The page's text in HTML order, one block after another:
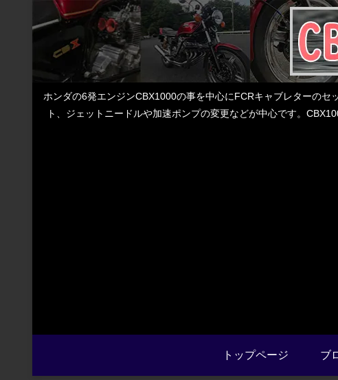
ホンダの6発エンジンCBX1000の事を中心にFCRキャブレターの
ト、ジェットニードルや加速ポンプの変更などが中心です。
トップページ ブ